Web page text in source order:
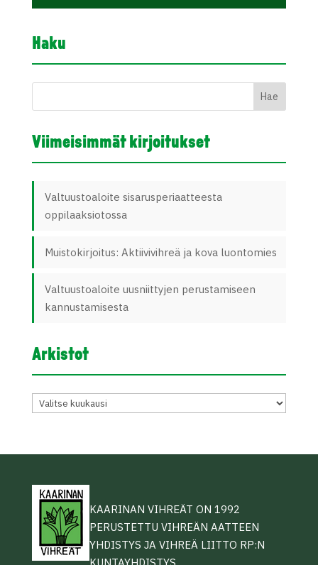
Haku
Viimeisimmät kirjoitukset
Valtuustoaloite sisarusperiaatteesta
oppilaaksiotossa
Muistokirjoitus: Aktiivivihreä ja kova luontomies
Valtuustoaloite uusniittyjen perustamiseen
kannustamisesta
Arkistot
Arkistot
KAARINAN VIHREÄT ON 1992
PERUSTETTU VIHREÄN AATTEEN
YHDISTYS JA VIHREÄ LIITTO RP:N